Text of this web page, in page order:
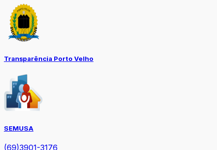
Transparência Porto Velho
SEMUSA
(69)3901-3176